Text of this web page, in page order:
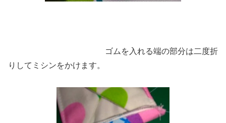
ゴムを入れる端の部分は二度折
りしてミシンをかけます。